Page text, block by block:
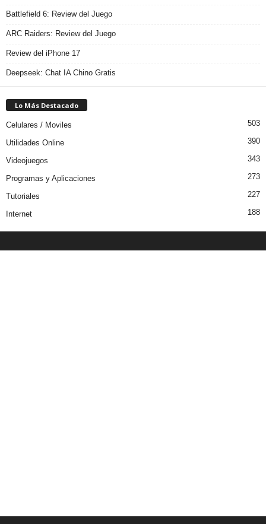
Battlefield 6: Review del Juego
ARC Raiders: Review del Juego
Review del iPhone 17
Deepseek: Chat IA Chino Gratis
Lo Más Destacado
Celulares / Moviles 503
Utilidades Online 390
Videojuegos 343
Programas y Aplicaciones 273
Tutoriales 227
Internet 188